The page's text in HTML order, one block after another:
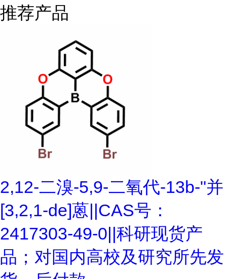
推荐产品
2,12-二溴-5,9-二氧代-13b-"并
[3,2,1-de]蒽||CAS号：
2417303-49-0||科研现货产
品；对国内高校及研究所先发